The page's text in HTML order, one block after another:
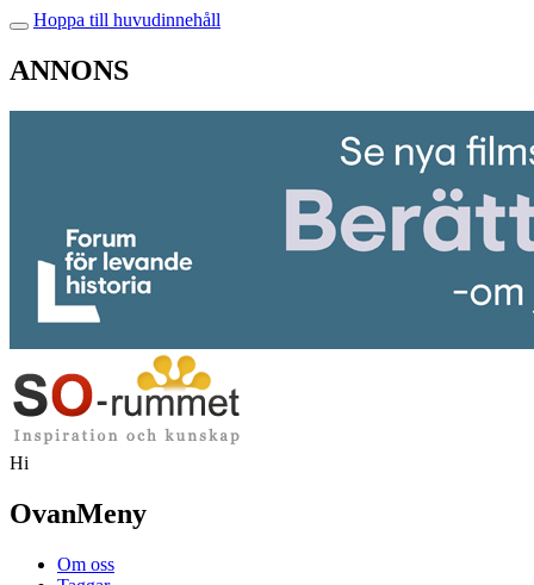
Hoppa till huvudinnehåll
ANNONS
Hi
OvanMeny
Om oss